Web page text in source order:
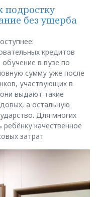
подростку
без ущерба
кредитов
в вузе по
сумму уже после
участвующих в
выдают такие
а остальную
Для многих
качественное
затрат